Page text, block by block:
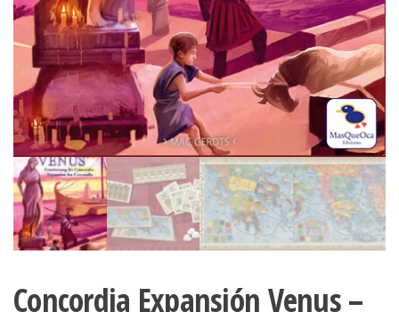
Concordia Expansión Venus –